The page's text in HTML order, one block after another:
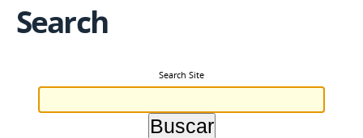
Search
Search Site